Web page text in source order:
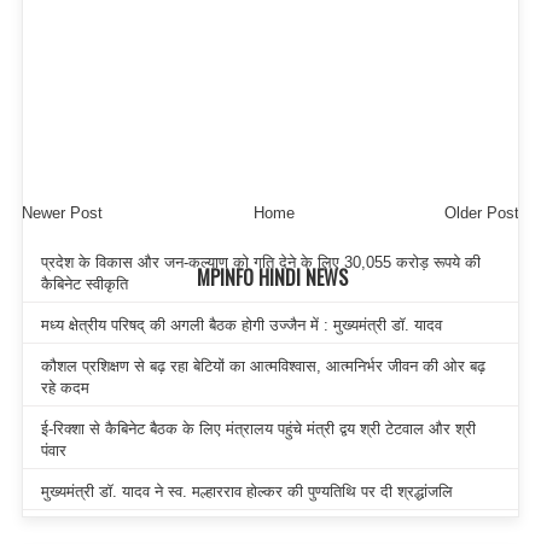
Newer Post Older Post
Home
MPINFO HINDI NEWS
प्रदेश के विकास और जन-कल्याण को गति देने के लिए 30,055 करोड़ रूपये की
कैबिनेट स्वीकृति
मध्य क्षेत्रीय परिषद् की अगली बैठक होगी उज्जैन में : मुख्यमंत्री डॉ. यादव
कौशल प्रशिक्षण से बढ़ रहा बेटियों का आत्मविश्वास, आत्मनिर्भर जीवन की ओर बढ़
रहे कदम
ई-रिक्शा से कैबिनेट बैठक के लिए मंत्रालय पहुंचे मंत्री द्वय श्री टेटवाल और श्री
पंवार
मुख्यमंत्री डॉ. यादव ने स्व. मल्हारराव होल्कर की पुण्यतिथि पर दी श्रद्धांजलि